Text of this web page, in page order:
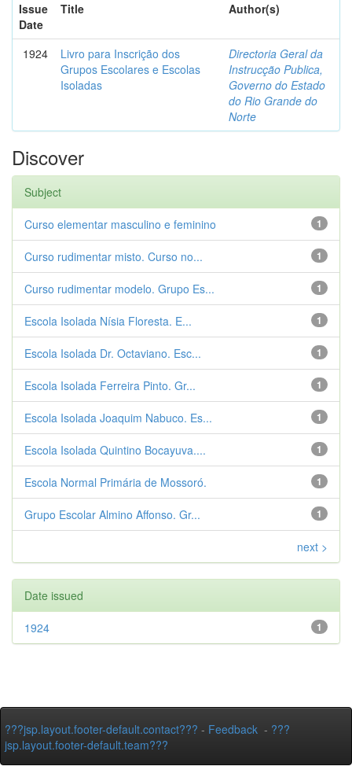
Issue
Date
Title Author(s)
1924
Livro para Inscrição dos
Grupos Escolares e Escolas
Isoladas
Directoria Geral da
Instrucção Publica,
Governo do Estado
do Rio Grande do
Norte
Discover
Subject
1
Curso elementar masculino e feminino
1
Curso rudimentar misto. Curso no...
1
Curso rudimentar modelo. Grupo Es...
1
Escola Isolada Nísia Floresta. E...
1
Escola Isolada Dr. Octaviano. Esc...
1
Escola Isolada Ferreira Pinto. Gr...
1
Escola Isolada Joaquim Nabuco. Es...
1
Escola Isolada Quintino Bocayuva....
1
Escola Normal Primária de Mossoró.
1
Grupo Escolar Almino Affonso. Gr...
next >
Date issued
1
1924
???jsp.layout.footer-default.contact??? - Feedback - ???
jsp.layout.footer-default.team???